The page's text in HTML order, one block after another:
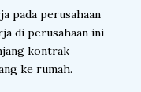
pada perusahaan
di perusahaan ini
kontrak
ke rumah.